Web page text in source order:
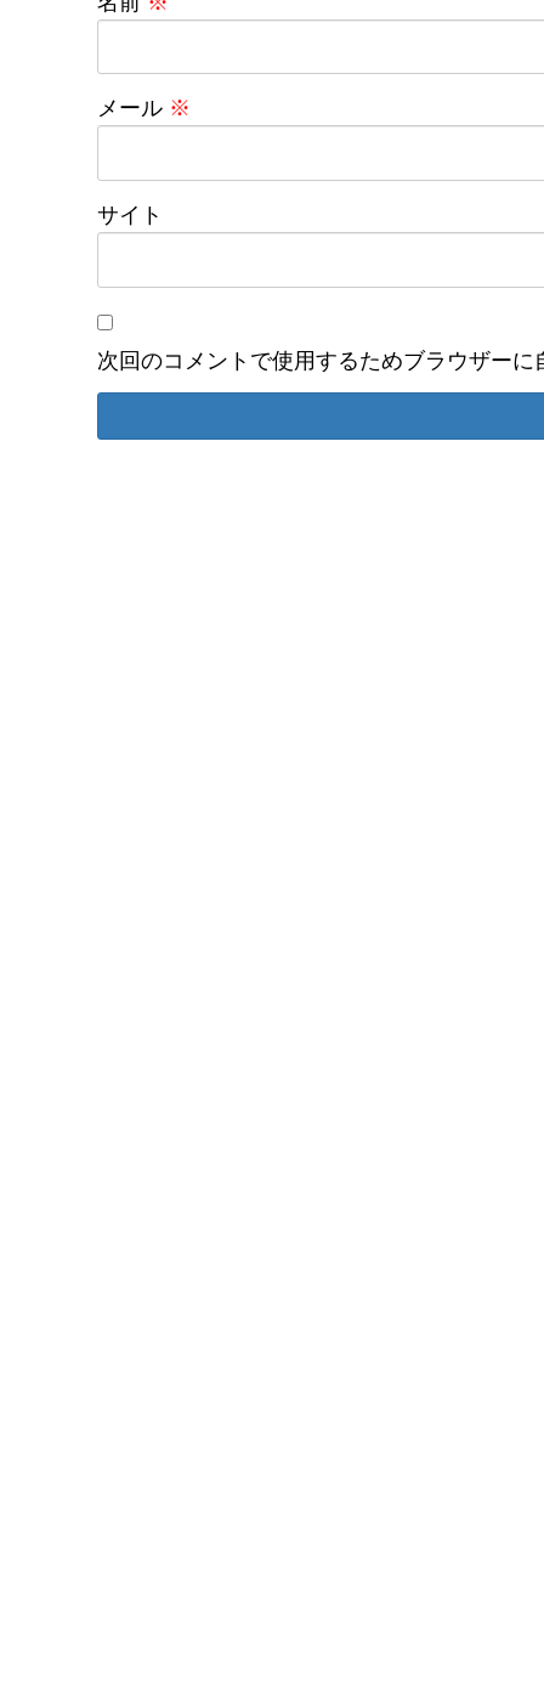
メール ※
サイト
次回のコメントで使用するためブラウザー